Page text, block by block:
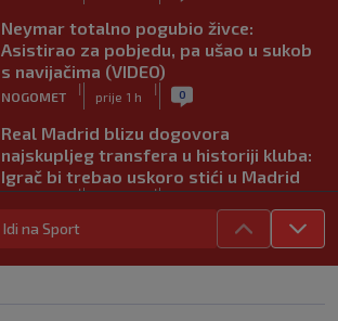
Neymar totalno pogubio živce:
Asistirao za pobjedu, pa ušao u sukob
s navijačima (VIDEO)
NOGOMET
|
prije 1 h
| 0
Real Madrid blizu dogovora
najskupljeg transfera u historiji kluba:
Igrač bi trebao uskoro stići u Madrid
| |
Lara Gut-Behrami završila karijeru:
Idi na Sport